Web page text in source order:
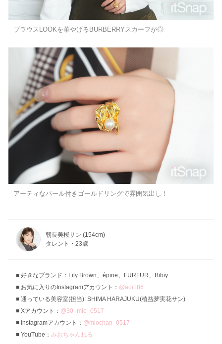
ブラウスLOOKを華やげるBURBERRYスカーフが◎
アーティなパール付きゴールドリングで雰囲気出し！
朝長美桜サン (154cm)
タレント・23歳
好きなブランド：Lily Brown、épine、FURFUR、Bibiy.
お気に入りのInstagramアカウント： @aoi186
通っている美容室(担当): SHIMA HARAJUKU(植益夢実花サン)
Xアカウント： @30_mio_0517
Instagramアカウント： @miochan_0517
YouTube： みおちゃんねる